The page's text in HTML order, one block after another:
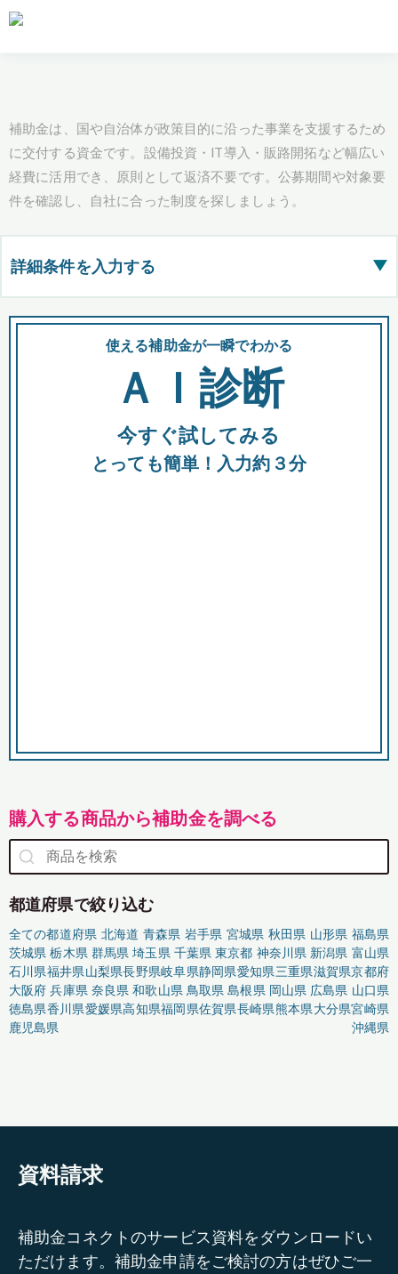
補助金は、国や自治体が政策目的に沿った事業を支援するため
に交付する資金です。設備投資・IT導入・販路開拓など幅広い
経費に活用でき、原則として返済不要です。公募期間や対象要
件を確認し、自社に合った制度を探しましょう。
詳細条件を入力する ▶
都道府県
全国の検索結果を含めて表示
助成金 融資 出資
使える補助金が一瞬でわかる
ＡＩ診断
今すぐ試してみる
とっても簡単！入力約３分
購入する商品から補助金を調べる
都道府県で絞り込む
全ての都道府県 北海道 青森県 岩手県 宮城県 秋田県 山形県 福島県
茨城県 栃木県 群馬県 埼玉県 千葉県 東京都 神奈川県 新潟県 富山県
石川県福井県山梨県長野県岐阜県静岡県愛知県三重県滋賀県京都府
大阪府 兵庫県 奈良県 和歌山県 鳥取県 島根県 岡山県 広島県 山口県
徳島県香川県愛媛県高知県福岡県佐賀県長崎県熊本県大分県宮崎県
鹿児島県
沖縄県
資料請求
補助金コネクトのサービス資料をダウンロードい
ただけます。補助金申請をご検討の方はぜひご一